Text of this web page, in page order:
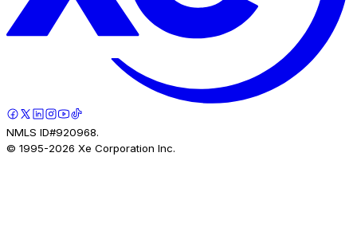
NMLS ID#920968.
© 1995-2026 Xe Corporation Inc.